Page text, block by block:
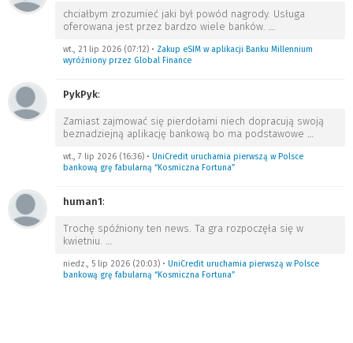
chciałbym zrozumieć jaki był powód nagrody. Usługa
oferowana jest przez bardzo wiele banków.
wt., 21 lip 2026 (07:12) • Zakup eSIM w aplikacji Banku Millennium
wyróżniony przez Global Finance
PykPyk:
Zamiast zajmować się pierdołami niech dopracują swoją
beznadziejną aplikację bankową bo ma podstawowe
wt., 7 lip 2026 (16:36) • UniCredit uruchamia pierwszą w Polsce
bankową grę fabularną “Kosmiczna Fortuna”
human1:
Trochę spóźniony ten news. Ta gra rozpoczęła się w
kwietniu.
niedz., 5 lip 2026 (20:03) • UniCredit uruchamia pierwszą w Polsce
bankową grę fabularną “Kosmiczna Fortuna”